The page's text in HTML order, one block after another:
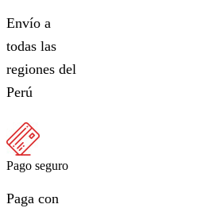
Envío a
todas las
regiones del
Perú
Pago seguro
Paga con